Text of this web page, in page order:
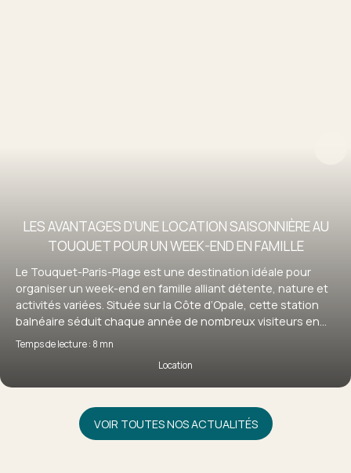
LES AVANTAGES D’UNE LOCATION SAISONNIÈRE AU
TOUQUET POUR UN WEEK-END EN FAMILLE
Le Touquet-Paris-Plage est une destination idéale pour
organiser un week-end en famille alliant détente, nature et
activités variées. Située sur la Côte d’Opale, cette station
balnéaire séduit chaque année de nombreux visiteurs en
quête d’évasion. Pour profiter pleinement de votre séjour, la
location saisonnière au Touquet s’impose comme une
solution particulièrement adaptée, offrant confort,
flexibilité et autonomie. Découvrez pourquoi louer un bien
au Touquet est le choix idéal pour un week-end en famille
Temps de lecture : 8 mn
Location
VOIR TOUTES NOS ACTUALITÉS